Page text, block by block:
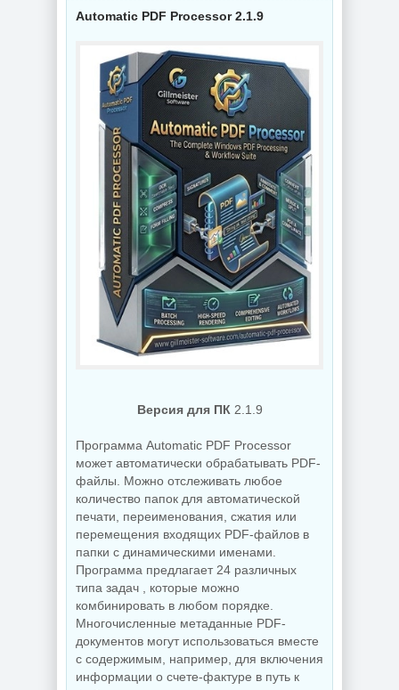
Просмотр
документов
Adobe Acrobat Pro
2026.001.21771 by
KpoJIuK
NEW
Конвертер видео
Wondershare
UniConverter
17.4.5.648 by 7997
Видеоконвертер
Wondershare
UniConverter
17.4.5.648 RePack
NEW
Интернет
мессенджер
Telegram Desktop
NEW
Схемы курсоров
для
компьютерной
мышки (Cursors
concept scheme)
Создание
коллажей Shotcut
26.8.1 + Portable
NEW
Automatic PDF Processor 2.1.9
Версия для ПК2.1.9
Программа Automatic PDF Processor
может автоматически обрабатывать PDF-
файлы. Можно отслеживать любое
количество папок для автоматической
печати, переименования, сжатия или
перемещения входящих PDF-файлов в
папки с динамическими именами.
Программа предлагает 24 различных
типа задач , которые можно
комбинировать в любом порядке.
Многочисленные метаданные PDF-
документов могут использоваться вместе
с содержимым, например, для включения
информации о счете-фактуре в путь к